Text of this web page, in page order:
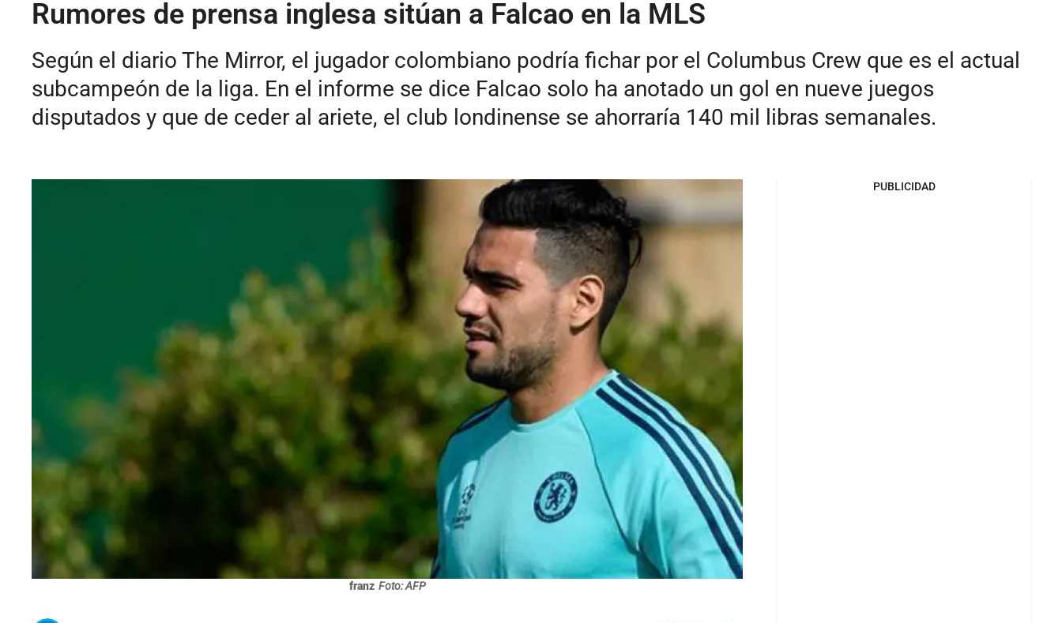
Rumores de prensa inglesa sitúan a Falcao en la MLS
Según el diario The Mirror, el jugador colombiano podría fichar por el Columbus Crew que es el actual
subcampeón de la liga. En el informe se dice Falcao solo ha anotado un gol en nueve juegos
disputados y que de ceder al ariete, el club londinense se ahorraría 140 mil libras semanales.
franz Foto: AFP
PUBLICIDAD